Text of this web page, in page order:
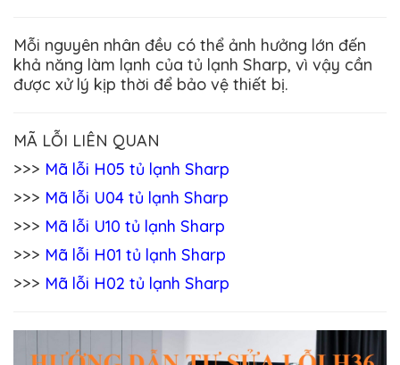
Mỗi nguyên nhân đều có thể ảnh hưởng lớn đến
khả năng làm lạnh của tủ lạnh Sharp, vì vậy cần
được xử lý kịp thời để bảo vệ thiết bị.
MÃ LỖI LIÊN QUAN
>>> Mã lỗi H05 tủ lạnh Sharp
>>> Mã lỗi U04 tủ lạnh Sharp
>>> Mã lỗi U10 tủ lạnh Sharp
>>> Mã lỗi H01 tủ lạnh Sharp
>>> Mã lỗi H02 tủ lạnh Sharp